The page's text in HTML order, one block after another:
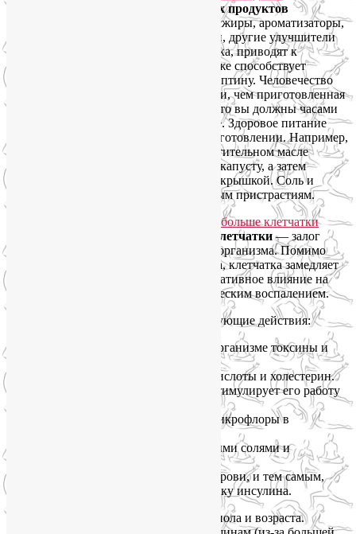
Избегайте полуфабрикатов и готовых продуктов
Трансжиры, ароматизаторы,
стабилизаторы, сахара и подсластители, другие улучшители
вкуса нарушают микрофлору кишечника, приводят к
хроническому воспалению, которое тоже способствует
развитию резистентности к гормону лептину. Человечество
еще не придумало более полезной пищи, чем приготовленная
в домашних условиях. Это не значит, что вы должны часами
проводить время своей жизни на кухне. Здоровое питание
можно быть простым и быстрым в приготовлении. Например,
слегка обжарьте на сливочном или растительном масле
брокколи, цветную или брюссельскую капусту, а затем
потушите минут 10 на малом огне под крышкой. Соль и
специи добавьте по вкусу и собственным пристрастиям.
Продукты с высоким содержанием клетчатки— залог
здоровья кишечника, а значит, и всего организма. Помимо
нормализации микрофлоры кишечника, клетчатка замедляет
всасывание углеводов, ослабляя их негативное влияние на
организм, помогает бороться с хроническим воспалением.
Клетчатка оказывает на организм следующие действия:
Клетчатка способна собирать в организме токсины и
Связывает и выводит желчные кислоты и холестерин.
Раздражает стенки кишечника, стимулирует его работу
Способствует восстановлению микрофлоры в
Обогащает организм минеральными солями и
Уменьшает количество сахара в крови, и тем самым,
положительно влияет на выработку инсулина.
Суточная норма клетчатки зависит от пола и возраста.